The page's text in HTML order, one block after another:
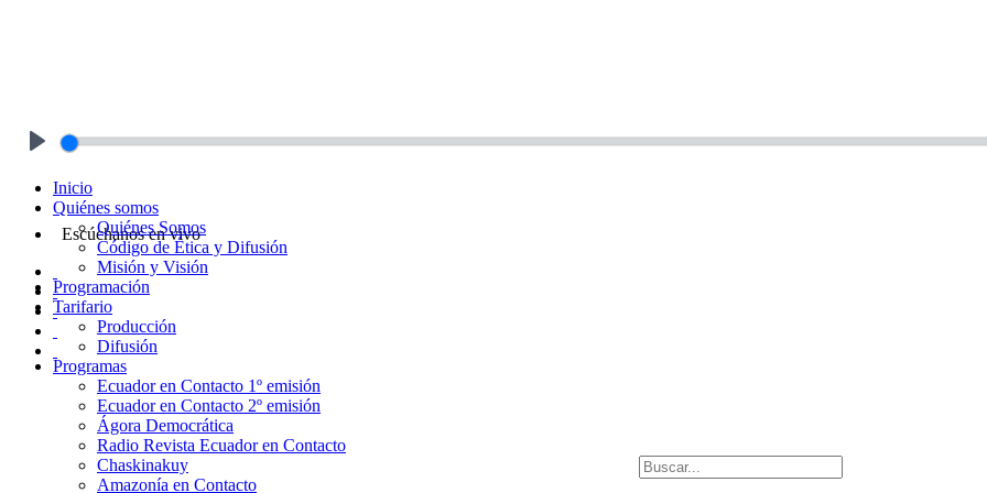
Escúchanos en vivo
Inicio
Quiénes somos
Quiénes Somos
Código de Ética y Difusión
Misión y Visión
Programación
Tarifario
Producción
Difusión
Programas
Ecuador en Contacto 1º emisión
Ecuador en Contacto 2º emisión
Ágora Democrática
Radio Revista Ecuador en Contacto
Chaskinakuy
Amazonía en Contacto